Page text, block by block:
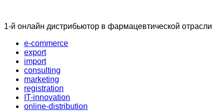
1-й онлайн дистрибьютор в фармацевтической отрасли
e-commerce
export
import
consulting
marketing
registration
IT-innovation
online-distribution